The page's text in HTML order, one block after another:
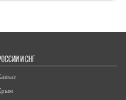
И СНГ